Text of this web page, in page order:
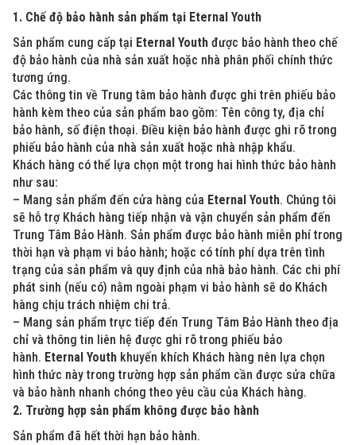
1. Chế độ bảo hành sản phẩm tại Eternal Youth
Sản phẩm cung cấp tại Eternal Youth được bảo hành theo chế
độ bảo hành của nhà sản xuất hoặc nhà phân phối chính thức
tương ứng.
Các thông tin về Trung tâm bảo hành được ghi trên phiếu bảo
hành kèm theo của sản phẩm bao gồm: Tên công ty, địa chỉ
bảo hành, số điện thoại. Điều kiện bảo hành được ghi rõ trong
phiếu bảo hành của nhà sản xuất hoặc nhà nhập khẩu.
Khách hàng có thể lựa chọn một trong hai hình thức bảo hành
như sau:
– Mang sản phẩm đến cửa hàng của Eternal Youth. Chúng tôi
sẽ hỗ trợ Khách hàng tiếp nhận và vận chuyển sản phẩm đến
Trung Tâm Bảo Hành. Sản phẩm được bảo hành miễn phí trong
thời hạn và phạm vi bảo hành; hoặc có tính phí dựa trên tình
trạng của sản phẩm và quy định của nhà bảo hành. Các chi phí
phát sinh (nếu có) nằm ngoài phạm vi bảo hành sẽ do Khách
hàng chịu trách nhiệm chi trả.
– Mang sản phẩm trực tiếp đến Trung Tâm Bảo Hành theo địa
chỉ và thông tin liên hệ được ghi rõ trong phiếu bảo
hành. Eternal Youth khuyến khích Khách hàng nên lựa chọn
hình thức này trong trường hợp sản phẩm cần được sửa chữa
và bảo hành nhanh chóng theo yêu cầu của Khách hàng.
2. Trường hợp sản phẩm không được bảo hành
Sản phẩm đã hết thời hạn bảo hành.